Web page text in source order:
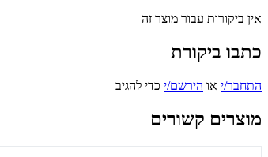
אין ביקורות עבור מוצר זה
כתבו ביקורת
התחבר/י או הירשם/י כדי להגיב
מוצרים קשורים